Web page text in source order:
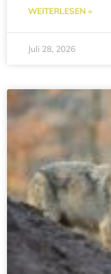
WEITERLESEN »
Juli 28, 2026